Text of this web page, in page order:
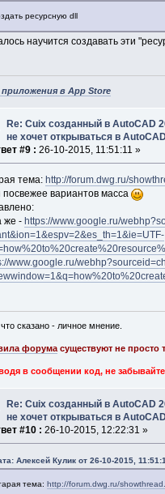
ресурсную dll
научится создавать эти
в App Store
Re: Cuix созданный в AutoCAD
не хочет открываться в
#9 : 26-10-2015, 11:51:11 »
тема: http://forum.dwg.ru/
посвежее вариантов масса
же - https://www.google.ru/
www.google.ru/
сказано - личное мнение.
форумасуществуют не просто
в сообщении код, не
Re: Cuix созданный в AutoCAD
не хочет открываться в
#10 : 26-10-2015, 12:22:31 »
Алексей Кулик от 26-10-2015,
тема: http://forum.dwg.ru/